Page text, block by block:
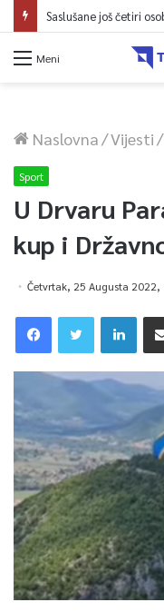
Meni
Naslovna/Vijesti/
Sport
U Drvaru
kup i
Četvrtak, 25 Augusta 2022,